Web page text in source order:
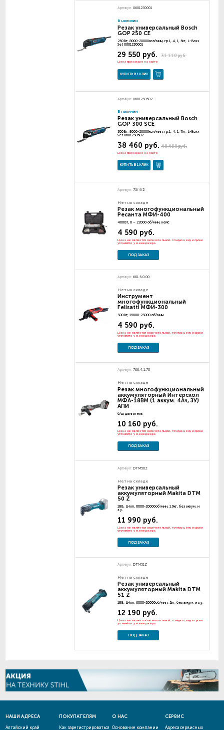
Артикул: 0601230001
В наличии
Резак универсальный Bosch
GOP 250 CE
250Вт, 8000-20000кол/мин, гр.1, 4, 1, 5кг, L-Boxx
Set 0601230001
31 110 руб.
29 550 руб.
Цена при заказе на сайте
КУПИТЬ В 1 КЛИК
Артикул: 0601230502
В наличии
Резак универсальный Bosch
GOP 300 SCE
300Вт, 8000-20000кол/мин, гр.1, 4, 1, 7кг, L-Boxx
Set 0601230502
40 480 руб.
38 460 руб.
Цена при заказе на сайте
КУПИТЬ В 1 КЛИК
Артикул: 75/4/2
Нет на складе
Резак многофункциональный
Ресанта МФИ-400
400Вт, 0 – 22000 об/мин, кейс
4 590 руб.
Цена не является окончательной, точную цену и сроки
уточняйте у менеджера
ПОД ЗАКАЗ
Артикул: 681.5.0.00
Нет на складе
Инструмент
многофункциональный
Felisatti МФИ-300
300Вт, 15000-23000 об/мин
4 590 руб.
Цена не является окончательной, точную цену и сроки
уточняйте у менеджера
ПОД ЗАКАЗ
Артикул: 766.4.1.70
Нет на складе
Резак многофункциональный
аккумуляторный Интерскол
МФА-18ВМ (1 аккум. 4Ач, ЗУ)
АПИ
б/щ двигатель
10 160 руб.
Цена не является окончательной, точную цену и сроки
уточняйте у менеджера
ПОД ЗАКАЗ
Артикул: DTM50Z
Нет на складе
Резак универсальный
аккумуляторный Makita DTM
50 Z
18В, Li-ion, 6000-20000об\мин, 1.9кг, без аккум. и
з.у.
11 990 руб.
Цена не является окончательной, точную цену и сроки
уточняйте у менеджера
ПОД ЗАКАЗ
Артикул: DTM51Z
Нет на складе
Резак универсальный
аккумуляторный Makita DTM
51 Z
18В, Li-ion, 6000-20000об/мин, 2кг, без аккум. и з.у.
12 190 руб.
Цена не является окончательной, точную цену и сроки
уточняйте у менеджера
ПОД ЗАКАЗ
НАШИ АДРЕСА
Алтайский край
ПОКУПАТЕЛЯМ
Как зарегистрироваться
О НАС
Основание компании
СЕРВИС
Адреса сервисных